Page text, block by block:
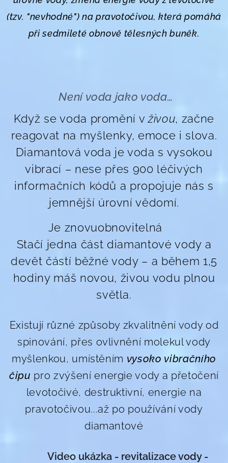
(tzv. "nevhodné") na pravotočivou, která pomáhá
při sedmileté obnově tělesných buněk.
💎Není voda jako voda…
Když se voda promění vživou, začne
reagovat na myšlenky, emoce i slova.
Diamantová voda je voda s vysokou
vibrací – nese přes 900 léčivých
informačních kódů a propojuje nás s
jemnější úrovní vědomí.
Je znovuobnovitelná 💧
Stačí jedna část diamantové vody a
devět částí běžné vody – a během 1,5
hodiny máš novou, živou vodu plnou
světla.
Existují různé způsoby zkvalitnění vody od
spinování, přes ovlivnění molekul vody
myšlenkou, umístěním vysoko vibračního
čipu pro zvýšení energie vody a přetočení
levotočivé, destruktivní, energie na
pravotočivou...až po používání vody
diamantové
Video ukázka - revitalizace vody -